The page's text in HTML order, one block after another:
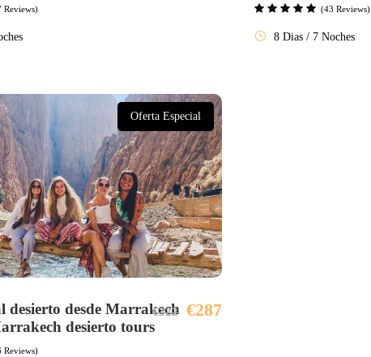
Reviews)
8 Dias / 7 Noches
(43 Reviews)
Oferta Especial
desierto desde Marrakech
desierto tours
€322 €287
Reviews)